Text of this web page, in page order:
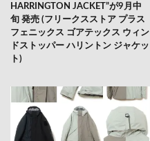
HARRINGTON JACKET”が9月中
旬 発売 (フリークスストア プラス
フェニックス ゴアテックス ウィン
ドストッパー ハリントン ジャケッ
ト)